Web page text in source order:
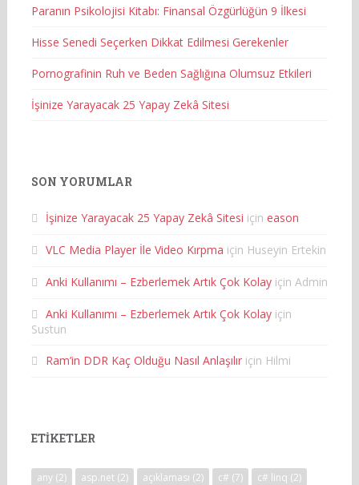
Paranın Psikolojisi Kitabı: Finansal Özgürlüğün 9 İlkesi
Hisse Senedi Seçerken Dikkat Edilmesi Gerekenler
Pornografinin Ruh ve Beden Sağlığına Olumsuz Etkileri
İşinize Yarayacak 25 Yapay Zekâ Sitesi
SON YORUMLAR
İşinize Yarayacak 25 Yapay Zekâ Sitesi için eason
VLC Media Player İle Video Kırpma için Huseyin Ertekin
Anki Kullanımı – Ezberlemek Artık Çok Kolay için Admin
Anki Kullanımı – Ezberlemek Artık Çok Kolay için
Sustun
Ram’in DDR Kaç Olduğu Nasıl Anlaşılır için Hilmi
ETIKETLER
any (2) asp.net (2) açıklaması (2) c# (7) c# linq (2)